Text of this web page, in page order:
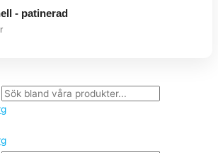
- patinerad